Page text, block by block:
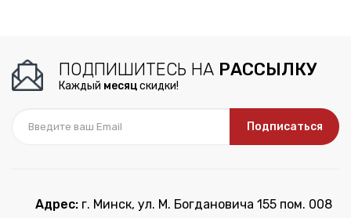
ПОДПИШИТЕСЬ НА РАССЫЛКУ
Каждый месяцскидки!
Подписаться
Адрес:г. Минск, ул. М. Богдановича 155 пом. 008